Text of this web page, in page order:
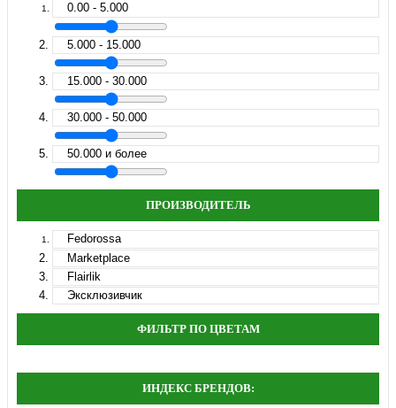
0.00 - 5.000
5.000 - 15.000
15.000 - 30.000
30.000 - 50.000
50.000 и более
ПРОИЗВОДИТЕЛЬ
Fedorossa
Marketplace
Flairlik
Эксклюзивчик
ФИЛЬТР ПО ЦВЕТАМ
ИНДЕКС БРЕНДОВ: